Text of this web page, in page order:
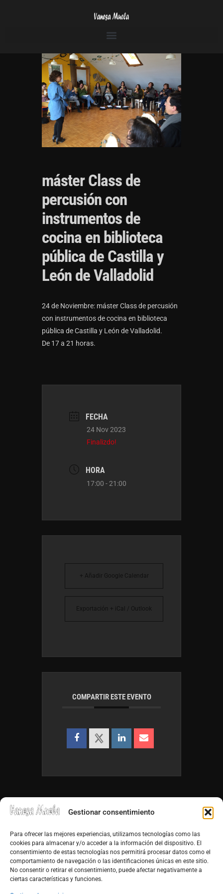
Gestionar consentimiento
Para ofrecer las mejores experiencias, utilizamos tecnologías como las
cookies para almacenar y/o acceder a la información del dispositivo. El
consentimiento de estas tecnologías nos permitirá procesar datos como el
comportamiento de navegación o las identificaciones únicas en este sitio.
No consentir o retirar el consentimiento, puede afectar negativamente a
ciertas características y funciones.
máster Class de
percusión con
instrumentos de
cocina en biblioteca
pública de Castilla y
León de Valladolid
24 de Noviembre: máster Class de percusión
con instrumentos de cocina en biblioteca
pública de Castilla y León de Valladolid.
De 17 a 21 horas.
FECHA
24 Nov 2023
Finalizdo!
HORA
17:00 - 21:00
+ Añadir Google Calendar
Exportación + iCal / Outlook
COMPARTIR ESTE EVENTO
info@vanesamuela.es
Tfno. 659 813 899